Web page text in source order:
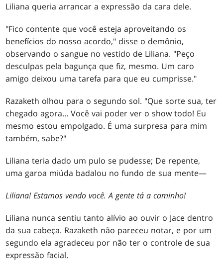
Liliana queria arrancar a expressão da cara dele.
"Fico contente que você esteja aproveitando os
benefícios do nosso acordo," disse o demônio,
observando o sangue no vestido de Liliana. "Peço
desculpas pela bagunça que fiz, mesmo. Um caro
amigo deixou uma tarefa para que eu cumprisse."
Razaketh olhou para o segundo sol. "Que sorte sua, ter
chegado agora... Você vai poder ver o show todo! Eu
mesmo estou empolgado. É uma surpresa para mim
também, sabe?"
Liliana teria dado um pulo se pudesse; De repente,
uma garoa miúda badalou no fundo de sua mente—
Liliana! Estamos vendo você. A gente tá a caminho!
Liliana nunca sentiu tanto alívio ao ouvir o Jace dentro
da sua cabeça. Razaketh não pareceu notar, e por um
segundo ela agradeceu por não ter o controle de sua
expressão facial.